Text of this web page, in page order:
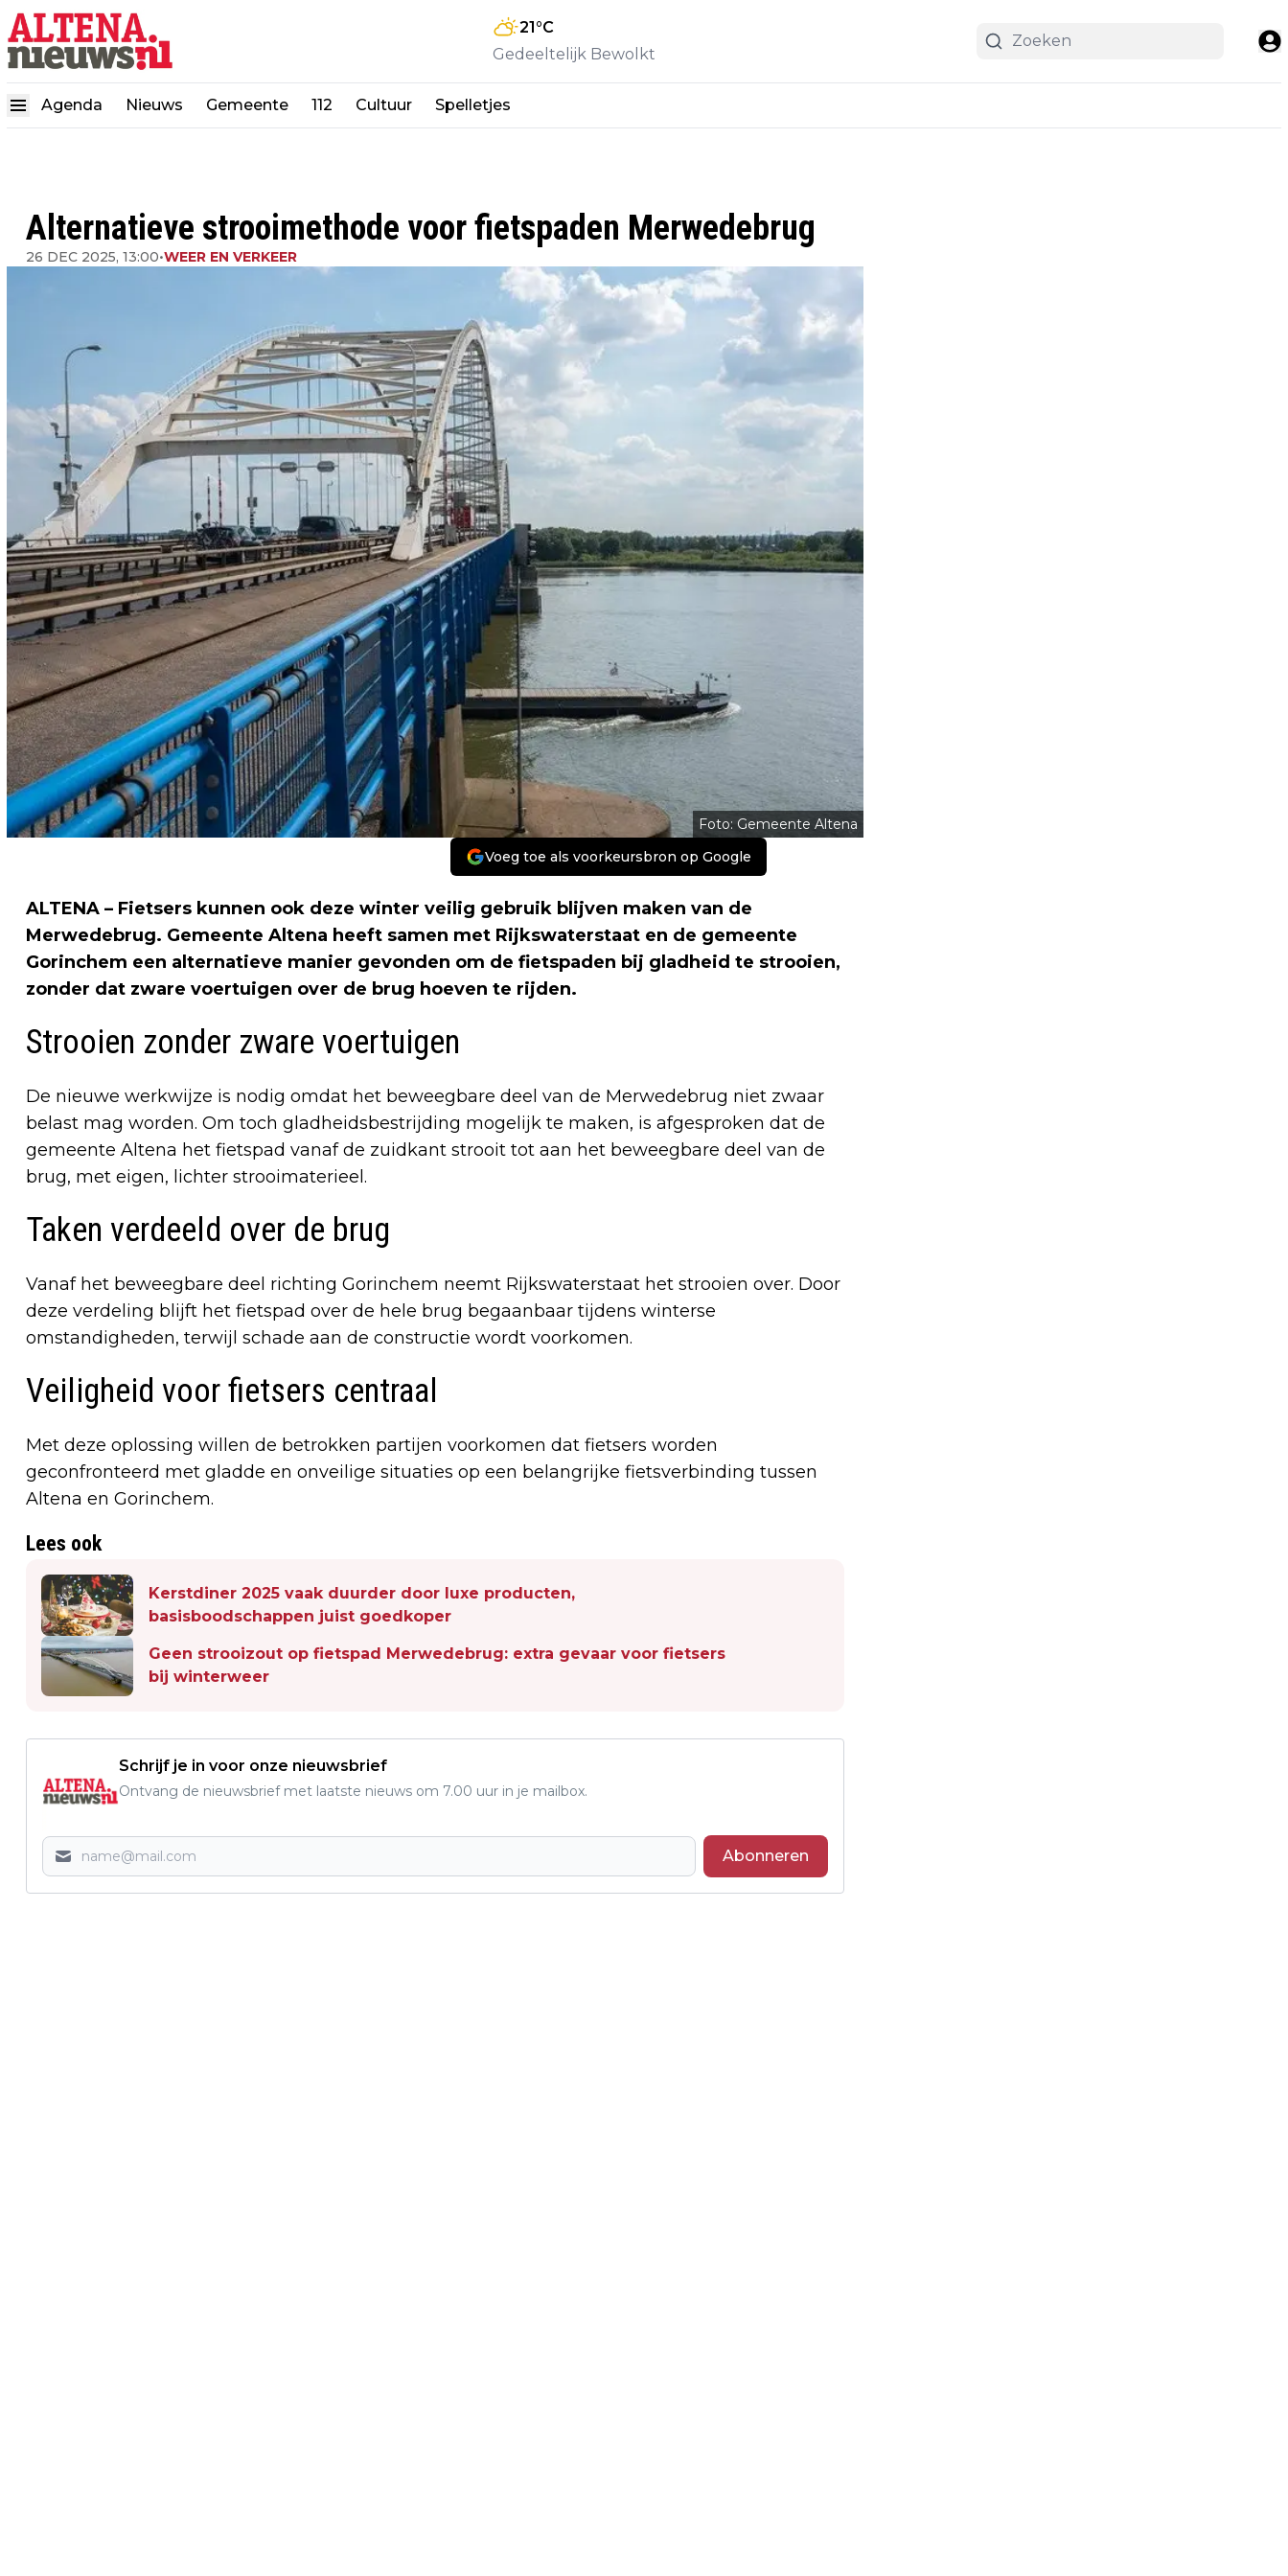
21°C
Gedeeltelijk Bewolkt
Agenda Nieuws Gemeente 112 Cultuur Spelletjes
Alternatieve strooimethode voor fietspaden Merwedebrug
26 DEC 2025, 13:00•WEER EN VERKEER
Foto: Gemeente Altena
Voeg toe als voorkeursbron op Google
ALTENA – Fietsers kunnen ook deze winter veilig gebruik blijven maken van de
Merwedebrug. Gemeente Altena heeft samen met Rijkswaterstaat en de gemeente
Gorinchem een alternatieve manier gevonden om de fietspaden bij gladheid te strooien,
zonder dat zware voertuigen over de brug hoeven te rijden.
Strooien zonder zware voertuigen
De nieuwe werkwijze is nodig omdat het beweegbare deel van de Merwedebrug niet zwaar
belast mag worden. Om toch gladheidsbestrijding mogelijk te maken, is afgesproken dat de
gemeente Altena het fietspad vanaf de zuidkant strooit tot aan het beweegbare deel van de
brug, met eigen, lichter strooimaterieel.
Taken verdeeld over de brug
Vanaf het beweegbare deel richting Gorinchem neemt Rijkswaterstaat het strooien over. Door
deze verdeling blijft het fietspad over de hele brug begaanbaar tijdens winterse
omstandigheden, terwijl schade aan de constructie wordt voorkomen.
Veiligheid voor fietsers centraal
Met deze oplossing willen de betrokken partijen voorkomen dat fietsers worden
geconfronteerd met gladde en onveilige situaties op een belangrijke fietsverbinding tussen
Altena en Gorinchem.
Lees ook
Kerstdiner 2025 vaak duurder door luxe producten,
basisboodschappen juist goedkoper
Geen strooizout op fietspad Merwedebrug: extra gevaar voor fietsers
bij winterweer
Schrijf je in voor onze nieuwsbrief
Ontvang de nieuwsbrief met laatste nieuws om 7.00 uur in je mailbox.
Abonneren